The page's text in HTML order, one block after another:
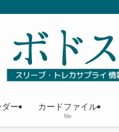
ー カードファイル
file